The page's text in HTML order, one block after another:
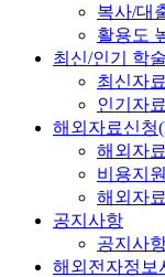
복사/대
활용도
최신/인기 학
최신자료
인기자료
해외자료신청
해외자
비용지
해외자
공지사항
공지사
해외전자정보